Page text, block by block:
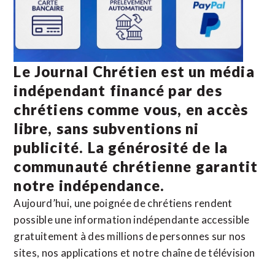
Le Journal Chrétien est un média
indépendant financé par des
chrétiens comme vous, en accès
libre, sans subventions ni
publicité. La générosité de la
communauté chrétienne garantit
notre indépendance.
Aujourd’hui, une poignée de chrétiens rendent
possible une information indépendante accessible
gratuitement à des millions de personnes sur nos
sites, nos applications et notre chaîne de télévision